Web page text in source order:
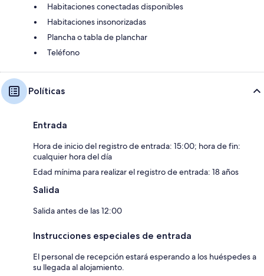
Habitaciones conectadas disponibles
Habitaciones insonorizadas
Plancha o tabla de planchar
Teléfono
Políticas
Entrada
Hora de inicio del registro de entrada: 15:00; hora de fin:
cualquier hora del día
Edad mínima para realizar el registro de entrada: 18 años
Salida
Salida antes de las 12:00
Instrucciones especiales de entrada
El personal de recepción estará esperando a los huéspedes a
su llegada al alojamiento.